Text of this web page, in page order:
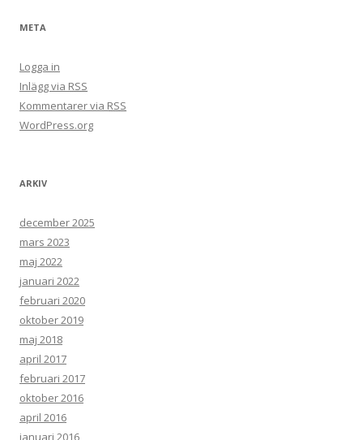
META
Logga in
Inlägg via RSS
Kommentarer via RSS
WordPress.org
ARKIV
december 2025
mars 2023
maj 2022
januari 2022
februari 2020
oktober 2019
maj 2018
april 2017
februari 2017
oktober 2016
april 2016
januari 2016